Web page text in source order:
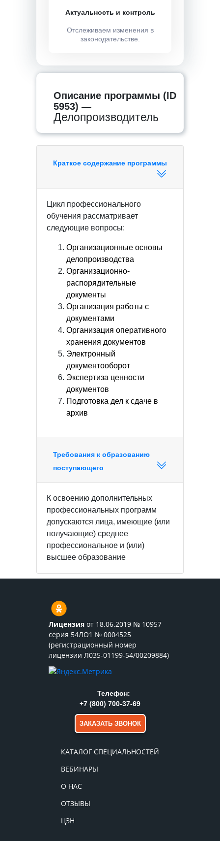
Актуальность и контроль
Отслеживаем изменения в
законодательстве.
Описание программы (ID
5953) —
Делопроизводитель
Краткое содержание программы
Цикл профессионального
обучения рассматривает
следующие вопросы:
Организационные основы
делопроизводства
Организационно-
распорядительные
документы
Организация работы с
документами
Организация оперативного
хранения документов
Электронный
документооборот
Экспертиза ценности
документов
Подготовка дел к сдаче в
архив
Требования к образованию
поступающего
К освоению дополнительных
профессиональных программ
допускаются лица, имеющие (или
получающие) среднее
профессиональное и (или)
высшее образование
Лицензия от 18.06.2019 № 10957
серия 54ЛО1 № 0004525
(регистрационный номер
лицензии Л035-01199-54/00209884)
КАТАЛОГ СПЕЦИАЛЬНОСТЕЙ
ВЕБИНАРЫ
О НАС
ОТЗЫВЫ
ЦЗН
Телефон:
+7 (800) 700-37-69
ЗАКАЗАТЬ ЗВОНОК